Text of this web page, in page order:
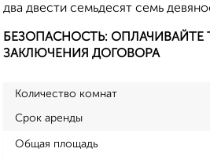
два двести семьдесят семь
БЕЗОПАСНОСТЬ: ОПЛАЧИВАЙТЕ
ЗАКЛЮЧЕНИЯ ДОГОВОРА
Количество комнат
Срок аренды
Общая площадь